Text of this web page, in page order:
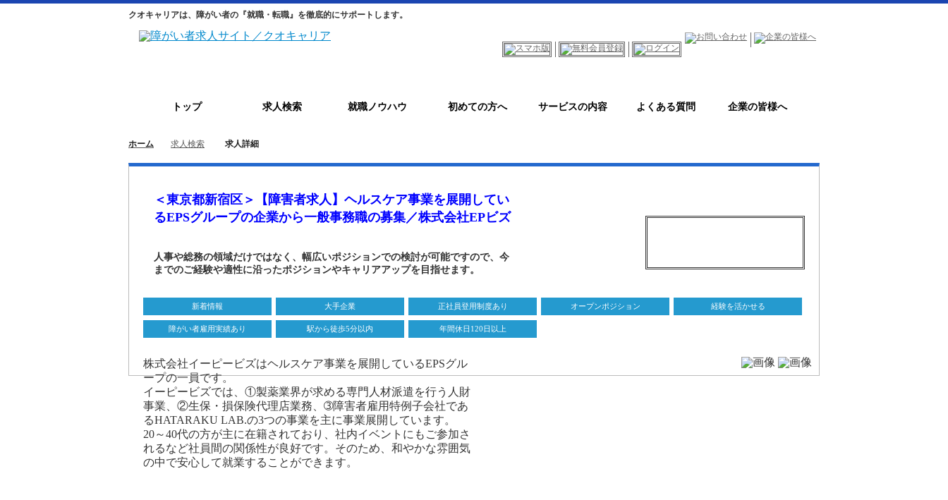
クオキャリアは、障がい者の『就職・転職』を徹底的にサポートします。
トップ 求人検索 就職ノウハウ 初めての方へ サービスの内容 よくある質問 企業の皆様へ
ホーム 求人検索 求人詳細
＜東京都新宿区＞【障害者求人】ヘルスケア事業を展開してい
るEPSグループの企業から一般事務職の募集／株式会社EPビズ
人事や総務の領域だけではなく、幅広いポジションでの検討が可能ですので、今
までのご経験や適性に沿ったポジションやキャリアアップを目指せます。
新着情報 大手企業 正社員登用制度あり オープンポジション 経験を活かせる
障がい者雇用実績あり 駅から徒歩5分以内 年間休日120日以上
株式会社イーピービズはヘルスケア事業を展開しているEPSグル
ープの一員です。
イーピービズでは、①製薬業界が求める専門人材派遣を行う人財
事業、②生保・損保険代理店業務、➂障害者雇用特例子会社であ
るHATARAKU LAB.の3つの事業を主に事業展開しています。
20～40代の方が主に在籍されており、社内イベントにもご参加さ
れるなど社員間の関係性が良好です。そのため、和やかな雰囲気
の中で安心して就業することができます。